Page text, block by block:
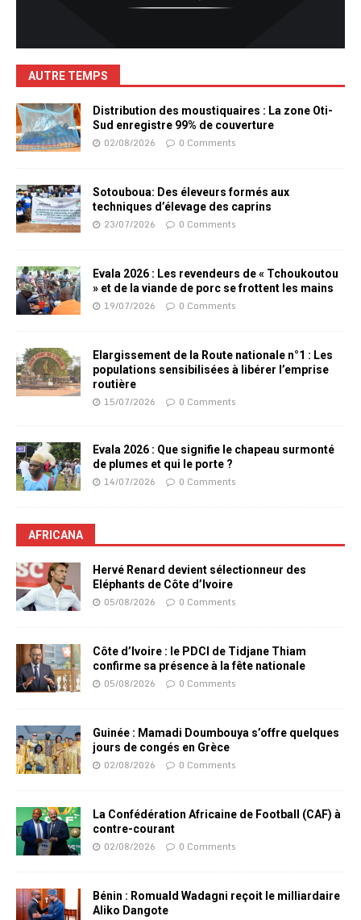
AUTRE TEMPS
Distribution des moustiquaires : La zone Oti-
Sud enregistre 99% de couverture
02/08/2026 0 Comments
Sotouboua: Des éleveurs formés aux
techniques d’élevage des caprins
23/07/2026 0 Comments
Evala 2026 : Les revendeurs de « Tchoukoutou
» et de la viande de porc se frottent les mains
19/07/2026 0 Comments
Elargissement de la Route nationale n°1 : Les
populations sensibilisées à libérer l’emprise
routière
15/07/2026 0 Comments
Evala 2026 : Que signifie le chapeau surmonté
de plumes et qui le porte ?
14/07/2026 0 Comments
AFRICANA
Hervé Renard devient sélectionneur des
Eléphants de Côte d’Ivoire
05/08/2026 0 Comments
Côte d’Ivoire : le PDCI de Tidjane Thiam
confirme sa présence à la fête nationale
05/08/2026 0 Comments
Guinée : Mamadi Doumbouya s’offre quelques
jours de congés en Grèce
02/08/2026 0 Comments
La Confédération Africaine de Football (CAF) à
contre-courant
02/08/2026 0 Comments
Bénin : Romuald Wadagni reçoit le milliardaire
Aliko Dangote